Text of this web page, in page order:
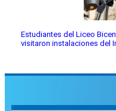
Estudiantes del Liceo
visitaron instalaciones del